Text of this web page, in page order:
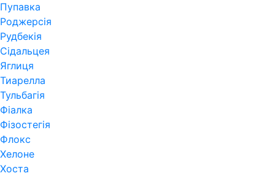
Пупавка
Роджерсія
Рудбекія
Сідальцея
Яглиця
Тиарелла
Тульбагія
Фіалка
Фізостегія
Флокс
Хелоне
Хоста